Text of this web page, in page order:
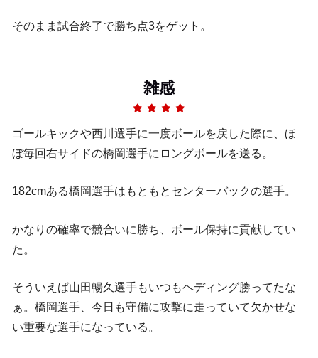
そのまま試合終了で勝ち点3をゲット。
雑感
ゴールキックや西川選手に一度ボールを戻した際に、ほ
ぼ毎回右サイドの橋岡選手にロングボールを送る。
182cmある橋岡選手はもともとセンターバックの選手。
かなりの確率で競合いに勝ち、ボール保持に貢献してい
た。
そういえば山田暢久選手もいつもヘディング勝ってたな
ぁ。橋岡選手、今日も守備に攻撃に走っていて欠かせな
い重要な選手になっている。